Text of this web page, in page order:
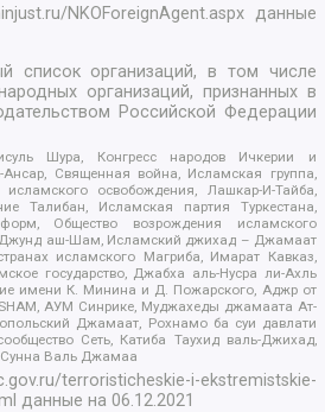
NKOForeignAgent.aspxданные
список организаций, в том числе
организаций, признанных в
Российской Федерации
Шура, Конгресс народов Ичкерии и
Ансар, Священная война, Исламская группа,
исламского освобождения, Лашкар-И-Тайба,
Талибан, Исламская партия Туркестана,
Общество возрождения исламского
Джунд аш-Шам, Исламский джихад – Джамаат
исламского Магриба, Имарат Кавказ,
государство, Джабха аль-Нусра ли-Ахль
имени К. Минина и Д. Пожарского, Аджр от
АУМ Синрике, Муджахеды джамаата Ат-
Джамаат, Рохнамо ба суи давлати
Сеть, Катиба Таухид валь-Джихад,
Валь Джамаа
terroristicheskie-i-ekstremistskie-
данные на06.12.2021